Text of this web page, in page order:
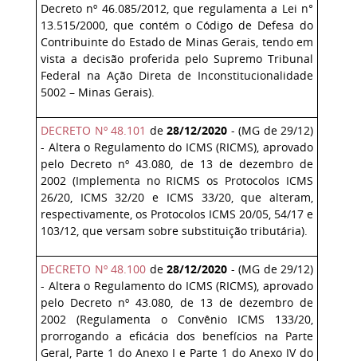
Decreto nº 46.085/2012, que regulamenta a Lei n°
13.515/2000, que contém o Código de Defesa do
Contribuinte do Estado de Minas Gerais, tendo em
vista a decisão proferida pelo Supremo Tribunal
Federal na Ação Direta de Inconstitucionalidade
5002 – Minas Gerais).
DECRETO Nº 48.101 de 28/12/2020 - (MG de 29/12)
- Altera o Regulamento do ICMS (RICMS), aprovado
pelo Decreto nº 43.080, de 13 de dezembro de
2002 (Implementa no RICMS os Protocolos ICMS
26/20, ICMS 32/20 e ICMS 33/20, que alteram,
respectivamente, os Protocolos ICMS 20/05, 54/17 e
103/12, que versam sobre substituição tributária).
DECRETO Nº 48.100 de 28/12/2020 - (MG de 29/12)
- Altera o Regulamento do ICMS (RICMS), aprovado
pelo Decreto nº 43.080, de 13 de dezembro de
2002 (Regulamenta o Convênio ICMS 133/20,
prorrogando a eficácia dos benefícios na Parte
Geral, Parte 1 do Anexo I e Parte 1 do Anexo IV do